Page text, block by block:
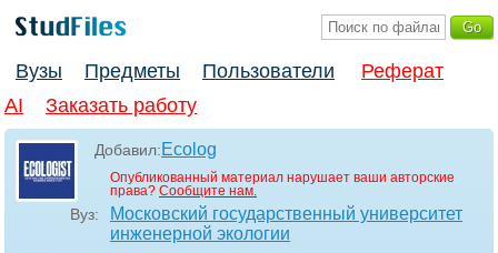
Вузы Предметы Пользователи
Реферат
AI
Заказать работу
Добавил:Ecolog
Опубликованный материал нарушает ваши авторские
права? Сообщите нам.
Вуз:
Московский государственный университет
инженерной экологии